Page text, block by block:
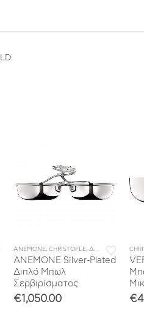
,ΕΙΔΗ ΓΙΑ ΤΟ ΤΡΑΠΕΖΙ & ΤΗΝ ΚΟΥΖΙΝΑ,
ANEMONE CHRISTOFLE ΔΙΑΚΟΣΜΗΣΗ ,
ANEMONE Silver-Plated
Διπλό Μπωλ
Σερβιρίσματος
€1,050.00 €